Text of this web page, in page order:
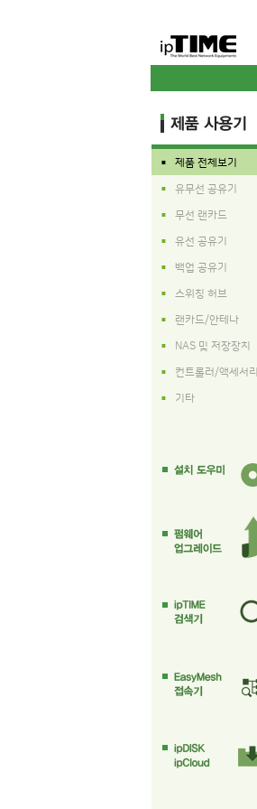
■ 제품 전체보기
■ 유무선 공유기
■ 무선 랜카드
■ 유선 공유기
■ 백업 공유기
■ 스위칭 허브
■ 랜카드/안테나
■ NAS 및 저장장치
■ 컨트롤러/액세서리
■ 기타